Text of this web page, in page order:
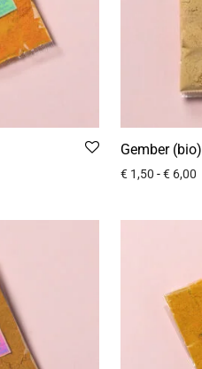
Gember (bio)
€ 1,50 -€ 6,00